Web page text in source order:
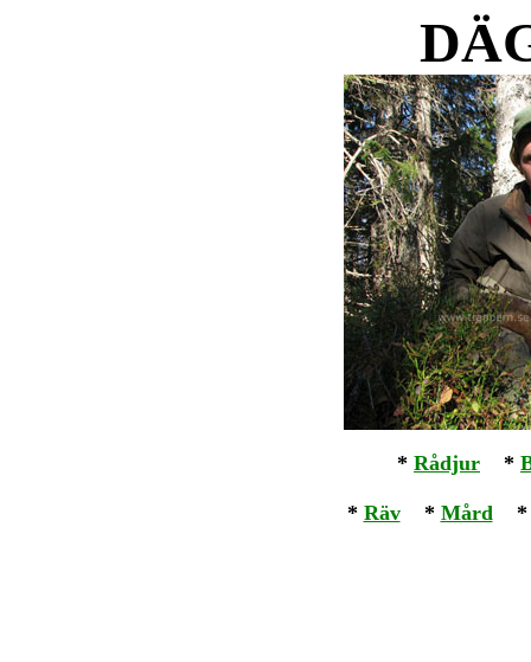
* Rådjur *
* Räv * Mård